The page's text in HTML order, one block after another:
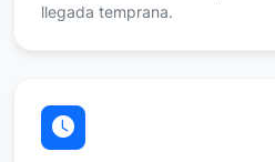
llegada temprana.